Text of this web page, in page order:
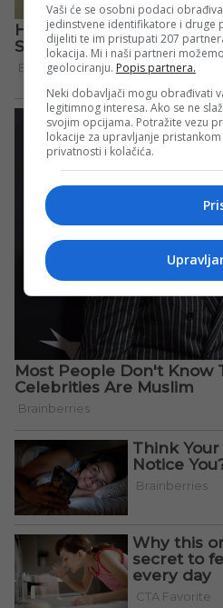
Vaši će se osobni podaci
jedinstvene identifikatore i druge
dijeliti te im pristupati 207
lokacija. Mi i naši partneri
geolociranju. Popis partnera.
Neki dobavljači mogu obrađivati
legitimnog interesa. Ako se ne
svojim opcijama. Potražite vezu
lokacije za upravljanje
privatnosti i kolačića.